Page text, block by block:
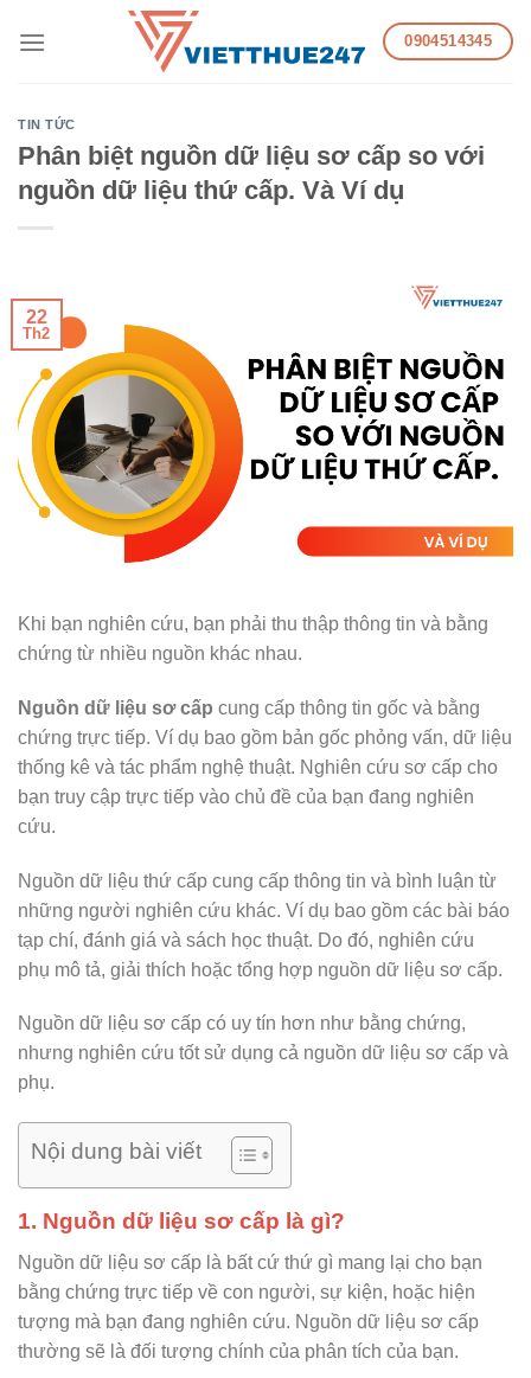
0904514345
TIN TỨC
Phân biệt nguồn dữ liệu sơ cấp so với
nguồn dữ liệu thứ cấp. Và Ví dụ
22
Th2
Khi bạn nghiên cứu, bạn phải thu thập thông tin và bằng
chứng từ nhiều nguồn khác nhau.
Nguồn dữ liệu sơ cấp cung cấp thông tin gốc và bằng
chứng trực tiếp. Ví dụ bao gồm bản gốc phỏng vấn, dữ liệu
thống kê và tác phẩm nghệ thuật. Nghiên cứu sơ cấp cho
bạn truy cập trực tiếp vào chủ đề của bạn đang nghiên
cứu.
Nguồn dữ liệu thứ cấp cung cấp thông tin và bình luận từ
những người nghiên cứu khác. Ví dụ bao gồm các bài báo
tạp chí, đánh giá và sách học thuật. Do đó, nghiên cứu
phụ mô tả, giải thích hoặc tổng hợp nguồn dữ liệu sơ cấp.
Nguồn dữ liệu sơ cấp có uy tín hơn như bằng chứng,
nhưng nghiên cứu tốt sử dụng cả nguồn dữ liệu sơ cấp và
phụ.
Nội dung bài viết
1. Nguồn dữ liệu sơ cấp là gì?
Nguồn dữ liệu sơ cấp là bất cứ thứ gì mang lại cho bạn
bằng chứng trực tiếp về con người, sự kiện, hoặc hiện
tượng mà bạn đang nghiên cứu. Nguồn dữ liệu sơ cấp
thường sẽ là đối tượng chính của phân tích của bạn.